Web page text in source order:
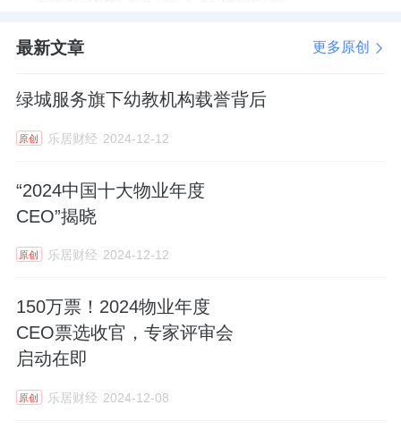
最新文章 更多原创
绿城服务旗下幼教机构载誉背后
原创 乐居财经 2024-12-12
“2024中国十大物业年度
CEO”揭晓
原创 乐居财经 2024-12-12
150万票！2024物业年度
CEO票选收官，专家评审会
启动在即
原创 乐居财经 2024-12-08